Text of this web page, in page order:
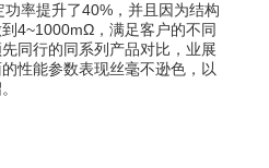
率提升了40%，并且因为结构
4~1000mΩ，满足客户的不同
同行的同系列产品对比，业展
性能参数表现丝毫不逊色，以